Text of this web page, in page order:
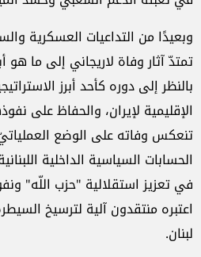
وبعيدًا من التداعيات العسكرية
تمتدّ آثار وفاة لاريجاني إلى ما
بالنظر إلى دوره كأحد أبرز
الإقليمية لإيران، والحفاظ على
تنعكس وفاته على الوضع
الحسابات السياسية الداخلية
في تعزيز استقلالية "حزب اللّه"
اعتبره منتقدون آلية لترسيخ
لبنان.